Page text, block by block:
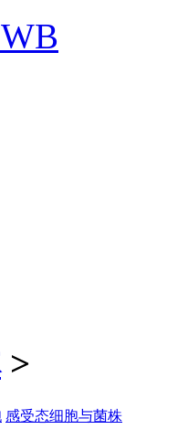
>
感受态细胞与菌株